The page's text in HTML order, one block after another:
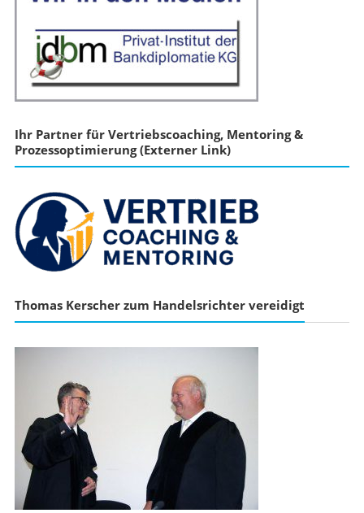
Ihr Partner für Vertriebscoaching, Mentoring &
Prozessoptimierung (Externer Link)
Thomas Kerscher zum Handelsrichter vereidigt